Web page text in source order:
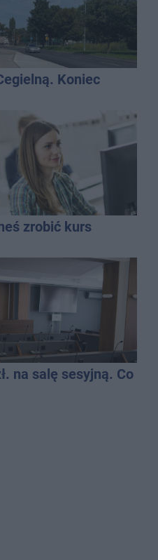
Koniec
zrobić kurs
na salę sesyjną. Co